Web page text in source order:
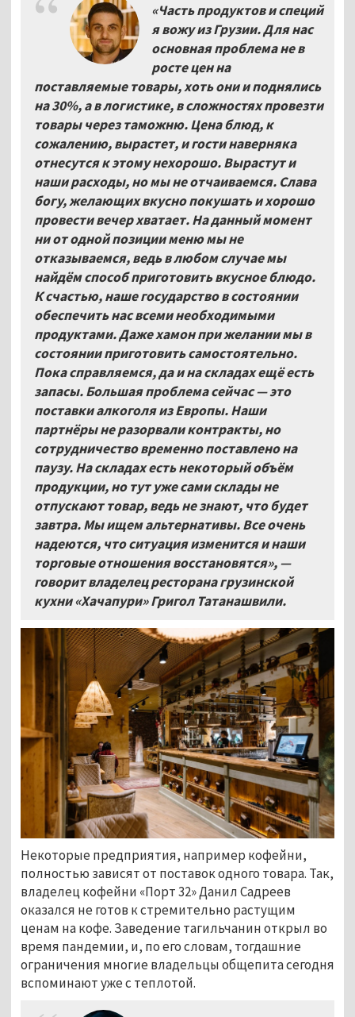
«Часть продуктов и специй
я вожу из Грузии. Для нас
основная проблема не в
росте цен на
поставляемые товары, хоть они и поднялись
на 30%, а в логистике, в сложностях провезти
товары через таможню. Цена блюд, к
сожалению, вырастет, и гости наверняка
отнесутся к этому нехорошо. Вырастут и
наши расходы, но мы не отчаиваемся. Слава
богу, желающих вкусно покушать и хорошо
провести вечер хватает. На данный момент
ни от одной позиции меню мы не
отказываемся, ведь в любом случае мы
найдём способ приготовить вкусное блюдо.
К счастью, наше государство в состоянии
обеспечить нас всеми необходимыми
продуктами. Даже хамон при желании мы в
состоянии приготовить самостоятельно.
Пока справляемся, да и на складах ещё есть
запасы. Большая проблема сейчас — это
поставки алкоголя из Европы. Наши
партнёры не разорвали контракты, но
сотрудничество временно поставлено на
паузу. На складах есть некоторый объём
продукции, но тут уже сами склады не
отпускают товар, ведь не знают, что будет
завтра. Мы ищем альтернативы. Все очень
надеются, что ситуация изменится и наши
торговые отношения восстановятся», —
говорит владелец ресторана грузинской
кухни «Хачапури» Григол Татанашвили.
Некоторые предприятия, например кофейни,
полностью зависят от поставок одного товара. Так,
владелец кофейни «Порт 32» Данил Садреев
оказался не готов к стремительно растущим
ценам на кофе. Заведение тагильчанин открыл во
время пандемии, и, по его словам, тогдашние
ограничения многие владельцы общепита сегодня
вспоминают уже с теплотой.